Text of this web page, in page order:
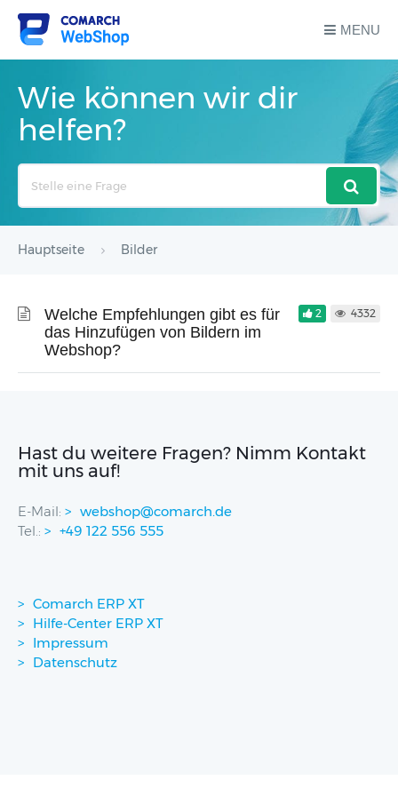
MENU
Wie können wir dir
helfen?
Hauptseite Bilder
Welche Empfehlungen gibt es für
das Hinzufügen von Bildern im
Webshop?
2 4332
Hast du weitere Fragen? Nimm Kontakt
mit uns auf!
E-Mail:
webshop@comarch.de
Tel.:
+49 122 556 555
Comarch ERP XT
Hilfe-Center ERP XT
Impressum
Datenschutz